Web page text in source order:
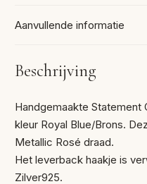
Aanvullende informatie
Beschrijving
Handgemaakte Statement
kleur Royal Blue/Brons.
Metallic Rosé draad.
Het leverback haakje is
Zilver925.